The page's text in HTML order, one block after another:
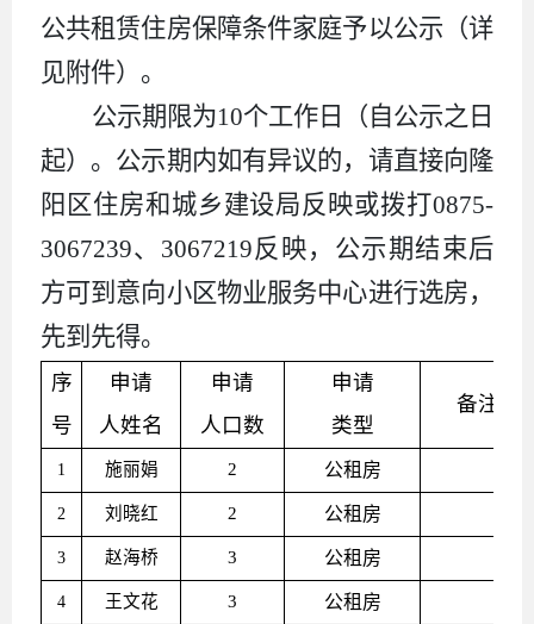
公共租赁住房保障条件家庭予以公示（详
见附件）。
公示期限为10个工作日（自公示之日
起）。公示期内如有异议的，请直接向隆
阳区住房和城乡建设局反映或拨打0875-
3067239、3067219反映，公示期结束后
方可到意向小区物业服务中心进行选房，
先到先得。
序
号
申请
人姓名
申请
人口数
申请
类型
备注
1 施丽娟 2 公租房
2 刘晓红 2 公租房
3 赵海桥 3 公租房
4 王文花 3 公租房